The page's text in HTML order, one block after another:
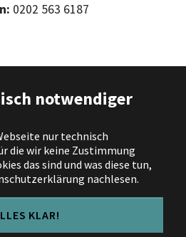
notwendiger
nur technisch
die wir keine Zustimmung
das sind und was diese tun,
nachlesen.
KLAR!
0202 563 6187
|
Nutzungsbedingungen
X Instagram
YouTube